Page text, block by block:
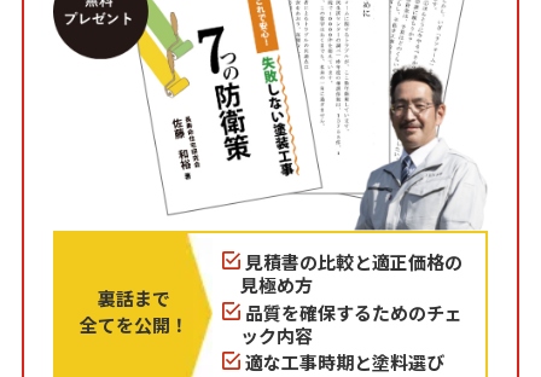
裏話まで
全てを公開！
見積書の比較と適正価格の
見極め方
品質を確保するためのチェ
ック内容
適な工事時期と塗料選び